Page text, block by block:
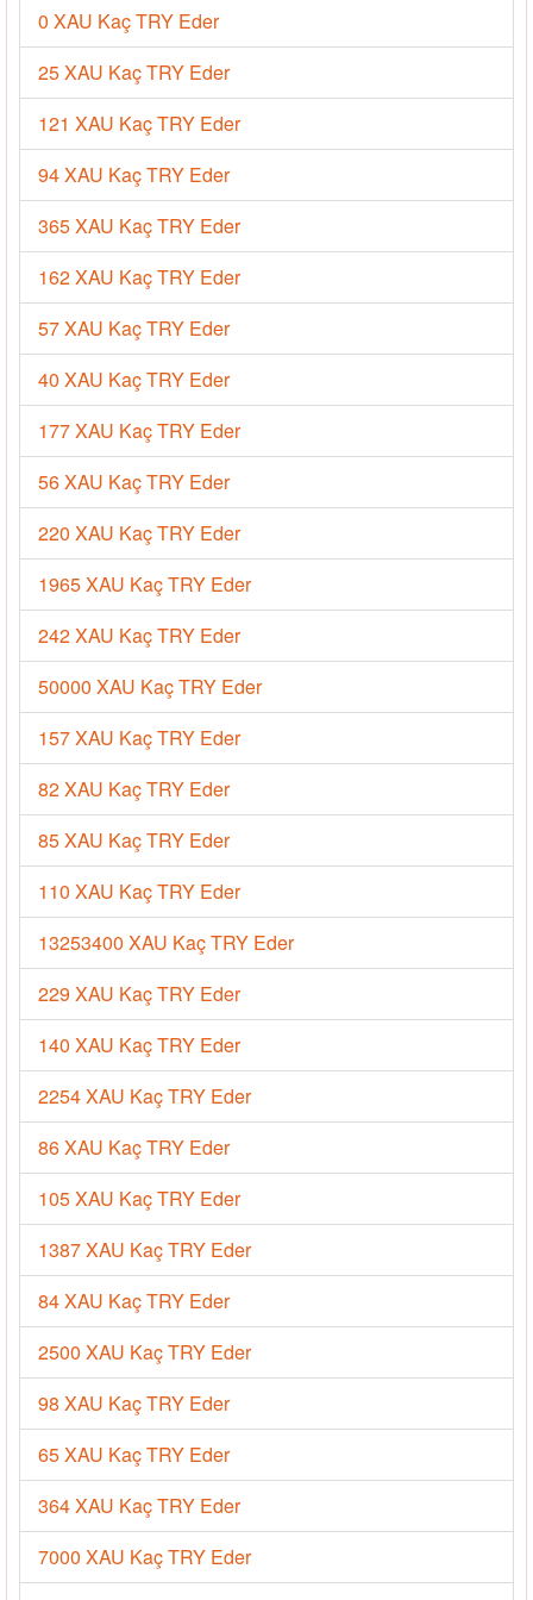
0 XAU Kaç TRY Eder
25 XAU Kaç TRY Eder
121 XAU Kaç TRY Eder
94 XAU Kaç TRY Eder
365 XAU Kaç TRY Eder
162 XAU Kaç TRY Eder
57 XAU Kaç TRY Eder
40 XAU Kaç TRY Eder
177 XAU Kaç TRY Eder
56 XAU Kaç TRY Eder
220 XAU Kaç TRY Eder
1965 XAU Kaç TRY Eder
242 XAU Kaç TRY Eder
50000 XAU Kaç TRY Eder
157 XAU Kaç TRY Eder
82 XAU Kaç TRY Eder
85 XAU Kaç TRY Eder
110 XAU Kaç TRY Eder
13253400 XAU Kaç TRY Eder
229 XAU Kaç TRY Eder
140 XAU Kaç TRY Eder
2254 XAU Kaç TRY Eder
86 XAU Kaç TRY Eder
105 XAU Kaç TRY Eder
1387 XAU Kaç TRY Eder
84 XAU Kaç TRY Eder
2500 XAU Kaç TRY Eder
98 XAU Kaç TRY Eder
65 XAU Kaç TRY Eder
364 XAU Kaç TRY Eder
7000 XAU Kaç TRY Eder